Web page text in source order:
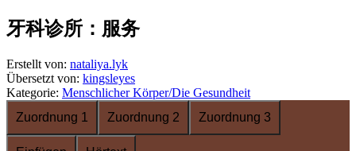
牙科诊所：服务
Erstellt von: nataliya.lyk
Übersetzt von: kingsleyes
Kategorie: Menschlicher Körper/Die Gesundheit
Zuordnung 1
Zuordnung 2 Zuordnung 3